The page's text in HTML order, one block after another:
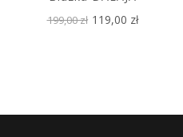
199,00 zł 119,00 zł